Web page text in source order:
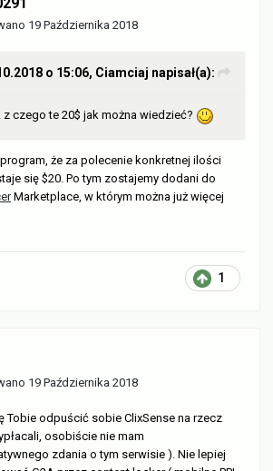
19 Października 2018
o 15:06, Ciamciaj napisał(a):
z czego te 20$ jak można wiedzieć?
że za polecenie konkretnej ilości
się $20. Po tym zostajemy dodani do
Marketplace, w którym można już więcej
1
19 Października 2018
Tobie odpuścić sobie ClixSense na rzecz
osobiście nie mam
zdania o tym serwisie ). Nie lepiej